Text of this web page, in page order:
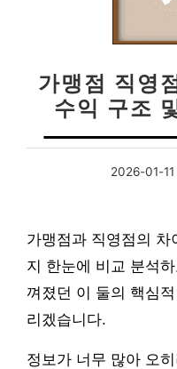
가맹점 직영
수익 구조
2026-01-11
가맹점과 직영점의
지 한눈에 비교 분석
껴졌던 이 둘의 핵심
리겠습니다.
정보가 너무 많아 오